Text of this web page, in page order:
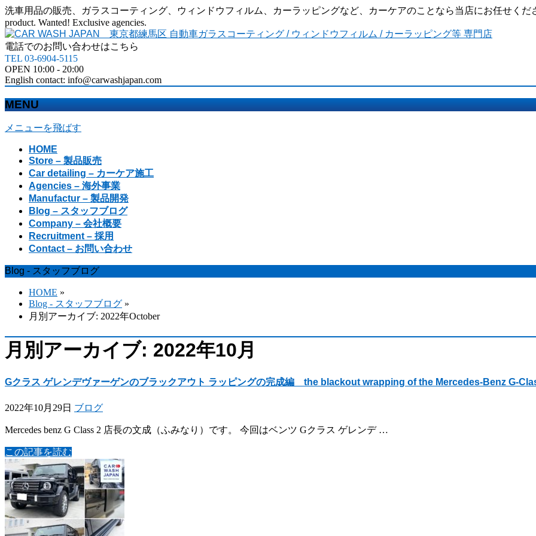
洗車用品の販売、ガラスコーティング、ウィンドウフィルム、カーラッピングなど、カーケアのことなら当店にお任せくださ
product. Wanted! Exclusive agencies.
電話でのお問い合わせはこちら
TEL 03-6904-5115
OPEN 10:00 - 20:00
English contact: info@carwashjapan.com
MENU
メニューを飛ばす
HOME
Store – 製品販売
Car detailing – カーケア施工
Agencies – 海外事業
Manufactur – 製品開発
Blog – スタッフブログ
Company – 会社概要
Recruitment – 採用
Contact – お問い合わせ
Blog - スタッフブログ
HOME »
Blog - スタッフブログ »
月別アーカイブ: 2022年October
月別アーカイブ: 2022年10月
Gクラス ゲレンデヴァーゲンのブラックアウト ラッピングの完成編 the blackout wrapping of the Mercedes-Benz G-
2022年10月29日 ブログ
Mercedes benz G Class 2 店長の文成（ふみなり）です。 今回はベンツ Gクラス ゲレンデ …
この記事を読む